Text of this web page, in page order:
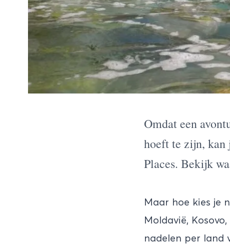
Omdat een
hoeft te zijn, kan
Places. Bekijk
Maar hoe kies je
Moldavië,
nadelen per land